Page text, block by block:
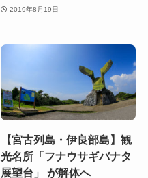
2019年8月19日
【宮古列島・伊良部島】観
光名所「フナウサギバナタ
展望台」 が解体へ